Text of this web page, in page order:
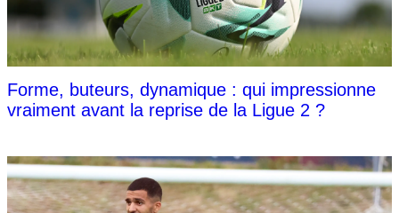
Forme, buteurs, dynamique : qui impressionne
vraiment avant la reprise de la Ligue 2 ?